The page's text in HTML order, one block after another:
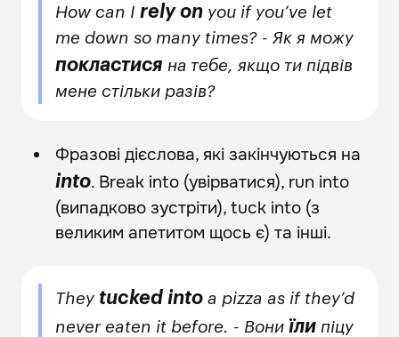
How can I rely on you if you’ve let
me down so many times? - Як я можу
покластися на тебе, якщо ти підвів
мене стільки разів?
Фразові дієслова, які закінчуються на
into. Break into (увірватися), run into
(випадково зустріти), tuck into (з
великим апетитом щось є) та інші.
They tucked into a pizza as if they’d
never eaten it before. - Вони їли піцу